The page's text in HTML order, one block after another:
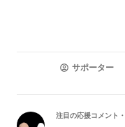
サポーター
注目の応援コメント ・